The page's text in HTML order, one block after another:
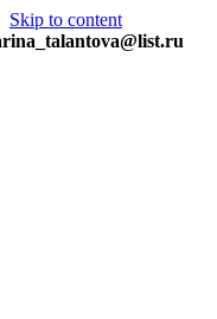
Skip to content